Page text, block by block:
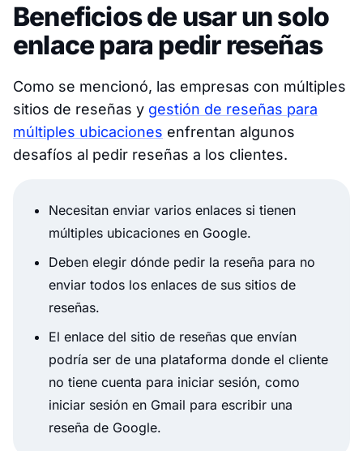
Beneficios de usar un solo
enlace para pedir reseñas
Como se mencionó, las empresas con múltiples
sitios de reseñas y gestión de reseñas para
múltiples ubicaciones enfrentan algunos
desafíos al pedir reseñas a los clientes.
Necesitan enviar varios enlaces si tienen
múltiples ubicaciones en Google.
Deben elegir dónde pedir la reseña para no
enviar todos los enlaces de sus sitios de
reseñas.
El enlace del sitio de reseñas que envían
podría ser de una plataforma donde el cliente
no tiene cuenta para iniciar sesión, como
iniciar sesión en Gmail para escribir una
reseña de Google.